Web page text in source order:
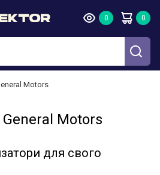
Motors
Motors
для свого